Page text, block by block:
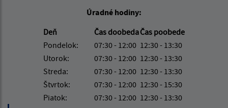
Úradné hodiny:
Deň
Čas doobedaČas poobede
Pondelok:
07:30 - 12:00 12:30 - 13:30
Utorok:
07:30 - 12:00 12:30 - 13:30
Streda:
07:30 - 12:00 12:30 - 13:30
Štvrtok:
07:30 - 12:00 12:30 - 15:30
Piatok:
07:30 - 12:00 12:30 - 13:30